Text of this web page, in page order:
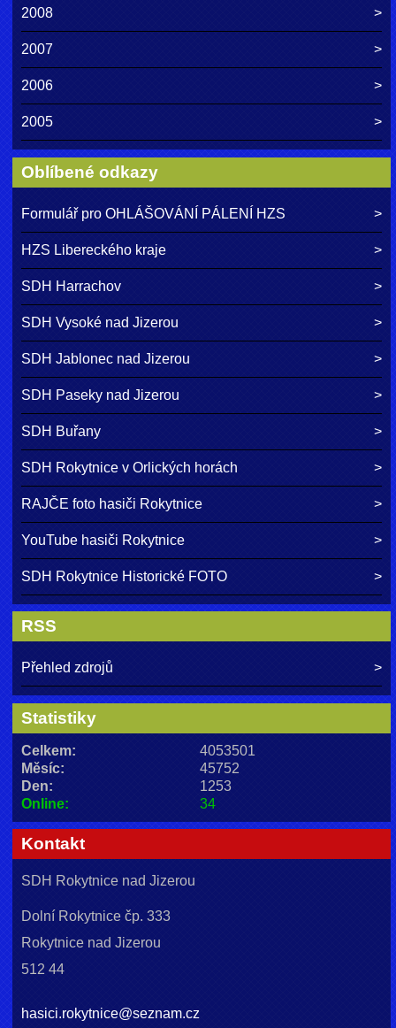
2008
2007
2006
2005
Oblíbené odkazy
Formulář pro OHLÁŠOVÁNÍ PÁLENÍ HZS
HZS Libereckého kraje
SDH Harrachov
SDH Vysoké nad Jizerou
SDH Jablonec nad Jizerou
SDH Paseky nad Jizerou
SDH Buřany
SDH Rokytnice v Orlických horách
RAJČE foto hasiči Rokytnice
YouTube hasiči Rokytnice
SDH Rokytnice Historické FOTO
RSS
Přehled zdrojů
Statistiky
Online: 34
Celkem:
4053501
Měsíc:
45752
Den:
1253
Kontakt
SDH Rokytnice nad Jizerou
Dolní Rokytnice čp. 333
Rokytnice nad Jizerou
512 44
hasici.rokytnice@seznam.cz